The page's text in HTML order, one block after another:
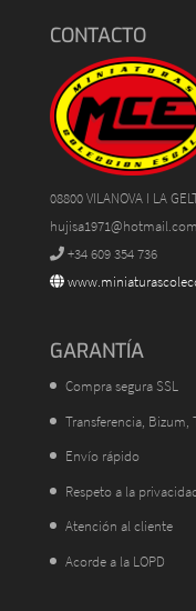
CONTACTO
08800 VILANOVA I LA
hujisa1971@hotmail.com
+34 609 354 736
GARANTÍA
Compra segura SSL
Transferencia, Bizum,
Envío rápido
Respeto a la
Atención al cliente
Acorde a la LOPD